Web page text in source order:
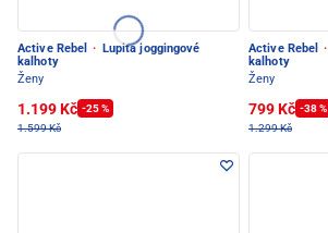
Active Rebel ·
Lupita joggingové
kalhoty
Ženy
1.199 Kč -25 %
1.599 Kč
Active Rebel ·
kalhoty
Ženy
799 Kč -38 %
1.299 Kč